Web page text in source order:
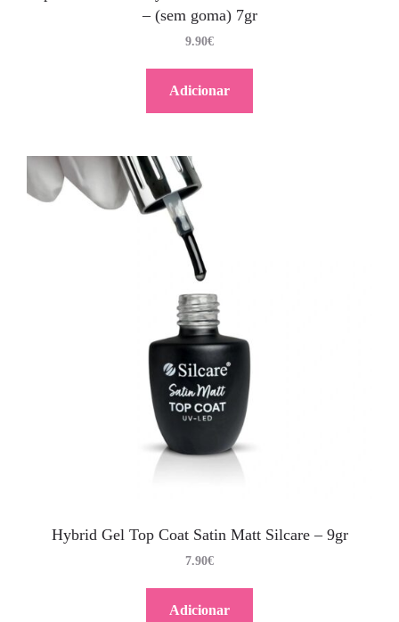
– (sem goma) 7gr
9.90€
Adicionar
Hybrid Gel Top Coat Satin Matt Silcare – 9gr
7.90€
Adicionar